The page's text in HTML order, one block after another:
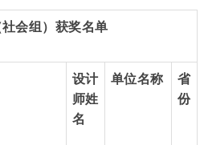
会组）获奖名单
设计
师姓
名
单位名称
省
份